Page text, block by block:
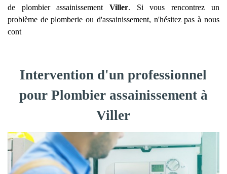
de plombier assainissementViller. Si vous rencontrez un
problème de plomberie ou d'assainissement, n'hésitez pas à nous
cont
Intervention d'un professionnel
pour Plombier assainissement à
Viller